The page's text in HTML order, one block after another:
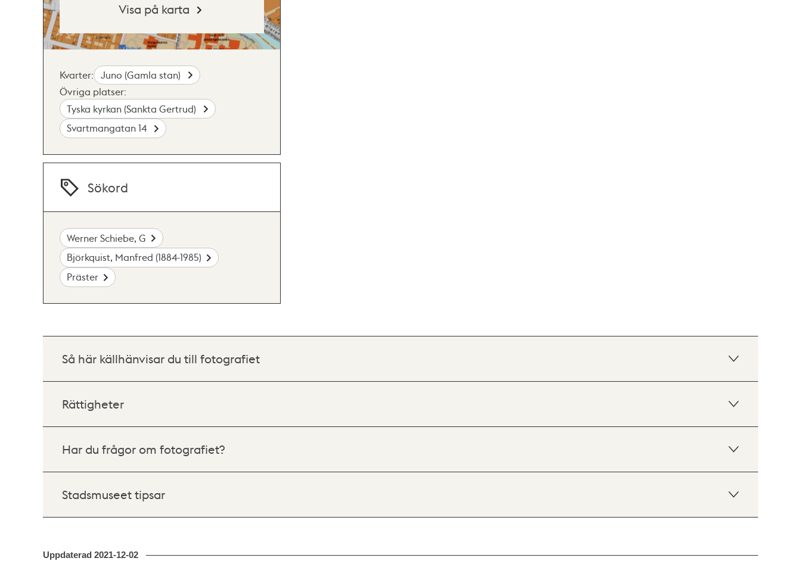
Visa på karta
Kvarter:
Juno (Gamla stan)
Övriga platser:
Tyska kyrkan (Sankta Gertrud)
Svartmangatan 14
Sökord
Werner Schiebe, G
Björkquist, Manfred (1884-1985)
Präster
Så här källhänvisar du till fotografiet
Rättigheter
Har du frågor om fotografiet?
Stadsmuseet tipsar
Uppdaterad 2021-12-02